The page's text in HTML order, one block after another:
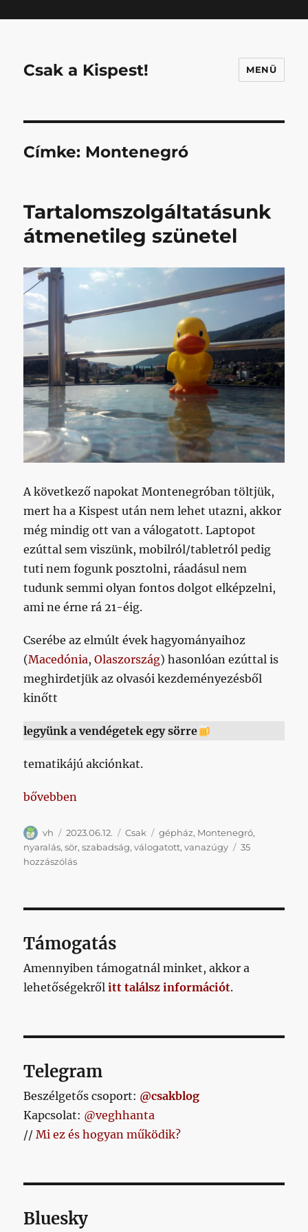
Csak a Kispest! MENÜ
Címke: Montenegró
Tartalomszolgáltatásunk
átmenetileg szünetel
A következő napokat Montenegróban töltjük,
mert ha a Kispest után nem lehet utazni, akkor
még mindig ott van a válogatott. Laptopot
ezúttal sem viszünk, mobilról/tabletról pedig
tuti nem fogunk posztolni, ráadásul nem
tudunk semmi olyan fontos dolgot elképzelni,
ami ne érne rá 21-éig.
Cserébe az elmúlt évek hagyományaihoz
(Macedónia,Olaszország) hasonlóan ezúttal is
meghirdetjük az olvasói kezdeményezésből
kinőtt
legyünk a vendégetek egy sörre
tematikájú akciónkat.
„Tartalomszolgáltatásunk átmenetileg szünetel”
bővebben
Szerző
vh Közzétéve
2023.06.12. Kategória
Csak Címke
gépház, Montenegró,
nyaralás,sör,szabadság,válogatott,vanazúgy
35
hozzászólásTartalomszolgáltatásunk
Támogatás
Amennyiben támogatnál minket, akkor a
lehetőségekrőlitt találsz információt.
Telegram
Beszélgetős csoport: @csakblog
Kapcsolat: @veghhanta
//Mi ez és hogyan működik?
Bluesky